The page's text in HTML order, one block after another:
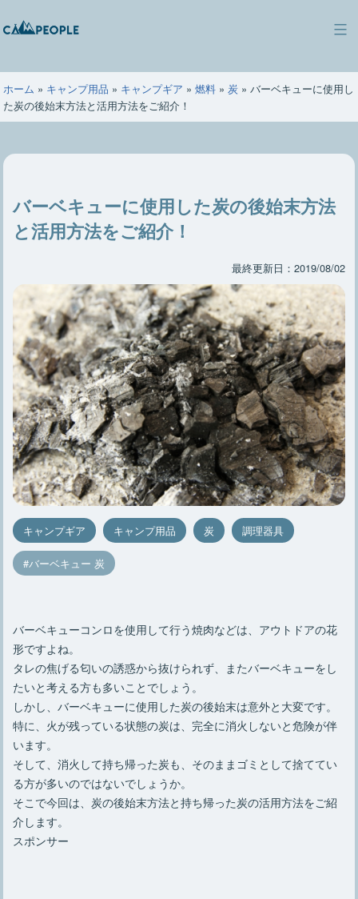
ン
ツ
へ
ス
ッ
キ
ン
ピ
ー
ホーム » キャンプ用品 » キャンプギア » 燃料» 炭» バーベキューに使用し
た炭の後始末方法と活用方法をご紹介！
バーベキューに使用した炭の後始末方法
と活用方法をご紹介！
最終更新日：2019/08/02
キャンプギア キャンプ用品 炭 調理器具
バーベキュー 炭
バーベキューコンロを使用して行う焼肉などは、アウトドアの花
形ですよね。
タレの焦げる匂いの誘惑から抜けられず、またバーベキューをし
たいと考える方も多いことでしょう。
しかし、バーベキューに使用した炭の後始末は意外と大変です。
特に、火が残っている状態の炭は、完全に消火しないと危険が伴
います。
そして、消火して持ち帰った炭も、そのままゴミとして捨ててい
る方が多いのではないでしょうか。
そこで今回は、炭の後始末方法と持ち帰った炭の活用方法をご紹
介します。
スポンサー